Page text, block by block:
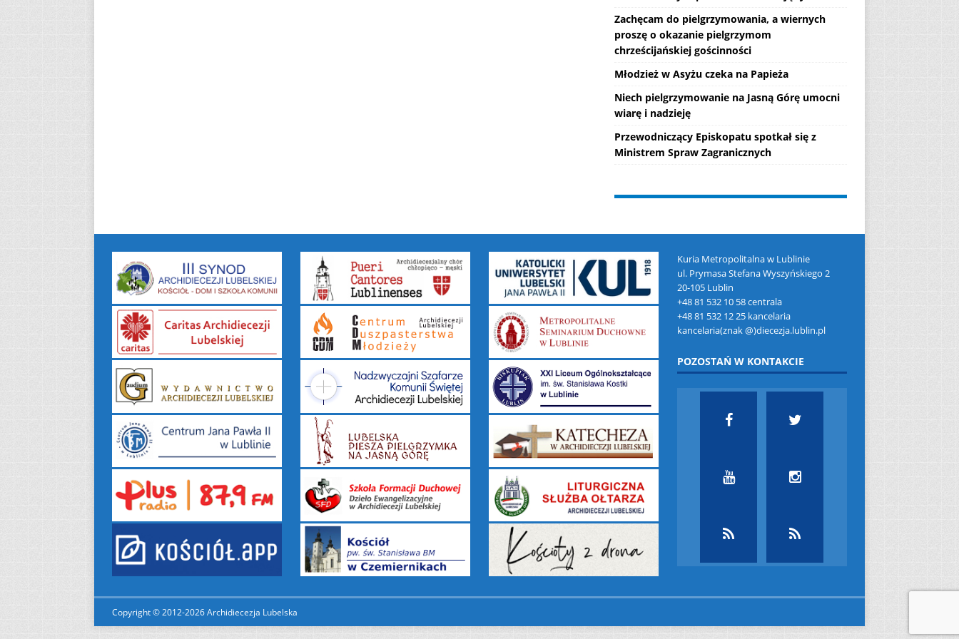
Zachęcam do pielgrzymowania, a wiernych
proszę o okazanie pielgrzymom
chrześcijańskiej gościnności
Młodzież w Asyżu czeka na Papieża
Niech pielgrzymowanie na Jasną Górę umocni
wiarę i nadzieję
Przewodniczący Episkopatu spotkał się z
Ministrem Spraw Zagranicznych
Kuria Metropolitalna w Lublinie
ul. Prymasa Stefana Wyszyńskiego 2
20-105 Lublin
+48 81 532 10 58 centrala
+48 81 532 12 25 kancelaria
kancelaria(znak @)diecezja.lublin.pl
POZOSTAŃ W KONTAKCIE
Copyright © 2012-2026 Archidiecezja Lubelska